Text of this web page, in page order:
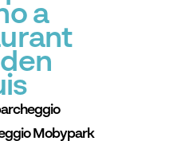
a
Mobypark